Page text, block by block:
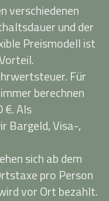
verschiedenen
und der
Preismodell ist
Für
berechnen
€. Als
Bargeld, Visa-,
sich ab dem
pro Person
vor Ort bezahlt.